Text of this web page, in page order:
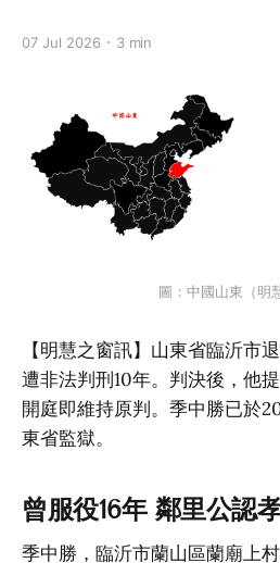
07 Jul 2026 3 min
圖：中國山東（明
【明慧之窗訊】山東省臨沂市
遭非法判刑10年。判決後，他
開庭即維持原判。季中勝已於
東省監獄。
曾服役16年 鄰里公認
季中勝，臨沂市蘭山區蘭廟上